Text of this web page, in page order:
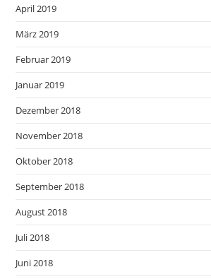
April 2019
März 2019
Februar 2019
Januar 2019
Dezember 2018
November 2018
Oktober 2018
September 2018
August 2018
Juli 2018
Juni 2018